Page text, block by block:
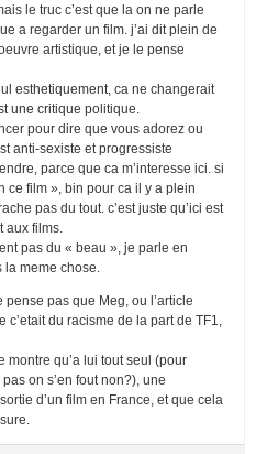
le truc c’est que la on ne parle
a regarder un film. j’ai dit plein de
artistique, et je le pense
esthetiquement, ca ne changerait
une critique politique.
pour dire que vous adorez ou
anti-sexiste et progressiste
parce que ca m’interesse ici. si
ce film », bin pour ca il y a plein
pas du tout. c’est juste qu’ici est
films.
pas du « beau », je parle en
meme chose.
pas que Meg, ou l’article
du racisme de la part de TF1,
montre qu’a lui tout seul (pour
on s’en fout non?), une
d’un film en France, et que cela